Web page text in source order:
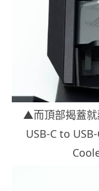
▲而頂部揭蓋就
USB-C to